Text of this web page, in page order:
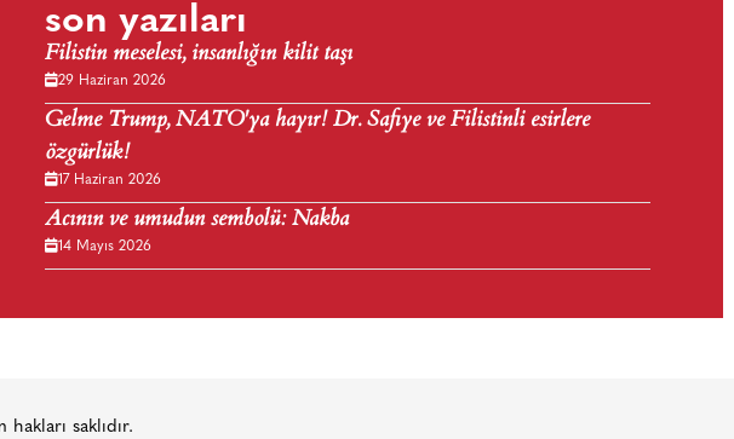
son yazıları
Filistin meselesi, insanlığın kilit taşı
29 Haziran 2026
Gelme Trump, NATO'ya hayır! Dr. Safiye ve Filistinli esirlere
özgürlük!
17 Haziran 2026
Acının ve umudun sembolü: Nakba
14 Mayıs 2026
saklıdır.